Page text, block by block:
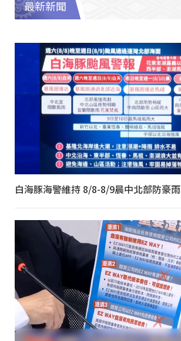
最新新聞
白海豚海警維持 8/8-8/9晨中北部防豪雨